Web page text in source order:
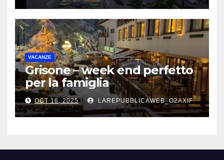
VACANZE
Grisone – week end perfetto
per la famiglia
OCT 16, 2025 LAREPUBBLICAWEB_O2AXIF